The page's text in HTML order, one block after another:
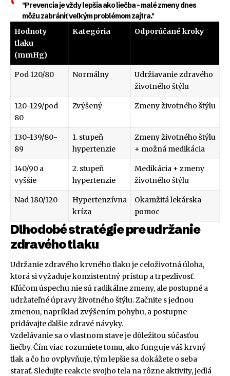
"Prevencia je vždy lepšia ako liečba – malé zmeny dnes
môžu zabrániť veľkým problémom zajtra."
Hodnoty
tlaku
(mmHg)
Kategória Odporúčané kroky
Pod 120/80 Normálny
Udržiavanie zdravého
životného štýlu
120-129/pod
80
Zvýšený Zmeny životného štýlu
130-139/80-
89
1. stupeň
hypertenzie
Zmeny životného štýlu
+ možná medikácia
140/90 a
vyššie
2. stupeň
hypertenzie
Medikácia + zmeny
životného štýlu
Nad 180/120
Hypertenzívna
kríza
Okamžitá lekárska
pomoc
Dlhodobé stratégie pre udržanie
zdravého tlaku
Udržanie zdravého krvného tlaku je celoživotná úloha,
ktorá si vyžaduje konzistentný prístup a trpezlivosť.
Kľúčom úspechu nie sú radikálne zmeny, ale postupné a
udržateľné úpravy životného štýlu. Začnite s jednou
zmenou, napríklad zvýšením pohybu, a postupne
pridávajte ďalšie zdravé návyky.
Vzdelávanie sa o vlastnom stave je dôležitou súčasťou
liečby. Čím viac rozumiete tomu, ako funguje váš krvný
tlak a čo ho ovplyvňuje, tým lepšie sa dokážete o seba
starať. Sledujte reakcie svojho tela na rôzne aktivity, jedlá